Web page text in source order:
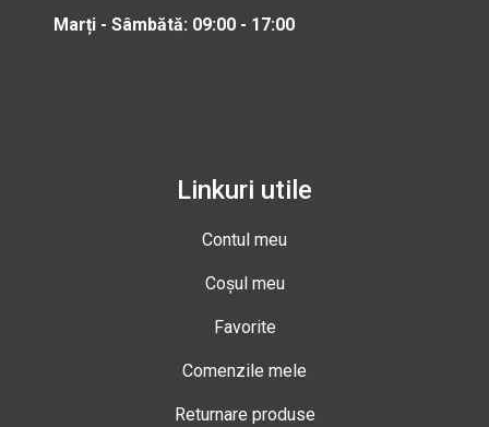
Marți - Sâmbătă: 09:00 - 17:00
Linkuri utile
Contul meu
Coșul meu
Favorite
Comenzile mele
Returnare produse